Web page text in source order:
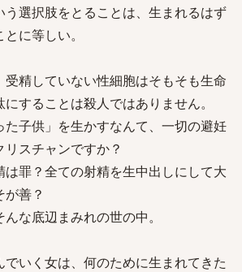
う選択肢をとることは、生まれるはず
に等しい。
受精していない性細胞はそもそも生命
することは殺人ではありません。
た子供」を生かすなんて、一切の避妊
スチャンですか？
は罪？全ての射精を生中出しにして大
善？
な底辺まみれの世の中。
いく女は、何のために生まれてきた